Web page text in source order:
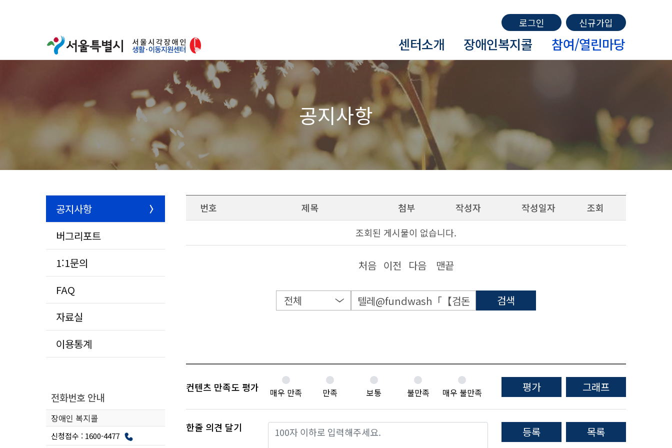
로그인 신규가입
센터소개 장애인복지콜 참여/열린마당
공지사항
공지사항
버그리포트
1:1문의
FAQ
자료실
이용통계
전화번호 안내
장애인 복지콜
신청접수 : 1600-4477
번호 제목 첨부 작성자 작성일자
조회
조회된 게시물이 없습니다.
처음 이전 다음 맨끝
검색
컨텐츠 만족도 평가 매우 만족 만족 보통 불만족 매우 불만족 평가 그래프
한줄 의견 달기 등록 목록